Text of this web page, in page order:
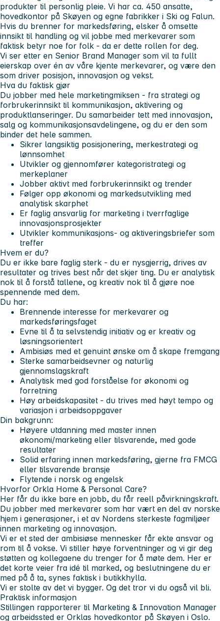
produkter til personlig pleie. Vi har ca. 450 ansatte,
hovedkontor på Skøyen og egne fabrikker i Ski og Falun.
Hvis du brenner for markedsføring, elsker å omsette
innsikt til handling og vil jobbe med merkevarer som
faktisk betyr noe for folk - da er dette rollen for deg.
Vi ser etter en Senior Brand Manager som vil ta fullt
eierskap over én av våre kjente merkevarer, og være den
som driver posisjon, innovasjon og vekst.
Hva du faktisk gjør
Du jobber med hele marketingmiksen - fra strategi og
forbrukerinnsikt til kommunikasjon, aktivering og
produktlanseringer. Du samarbeider tett med innovasjon,
salg og kommunikasjonsavdelingene, og du er den som
binder det hele sammen.
Sikrer langsiktig posisjonering, merkestrategi og
lønnsomhet
Utvikler og gjennomfører kategoristrategi og
merkeplaner
Jobber aktivt med forbrukerinnsikt og trender
Følger opp økonomi og markedsutvikling med
analytisk skarphet
Er faglig ansvarlig for marketing i tverrfaglige
innovasjonsprosjekter
Utvikler kommunikasjons- og aktiveringsbriefer som
treffer
Hvem er du?
Du er ikke bare faglig sterk - du er nysgjerrig, drives av
resultater og trives best når det skjer ting. Du er analytisk
nok til å forstå tallene, og kreativ nok til å gjøre noe
spennende med dem.
Du har:
Brennende interesse for merkevarer og
markedsføringsfaget
Evne til å ta selvstendig initiativ og er kreativ og
løsningsorientert
Ambisiøs med et genuint ønske om å skape fremgang
Sterke samarbeidsevner og naturlig
gjennomslagskraft
Analytisk med god forståelse for økonomi og
forretning
Høy arbeidskapasitet - du trives med høyt tempo og
variasjon i arbeidsoppgaver
Din bakgrunn:
Høyere utdanning med master innen
økonomi/marketing eller tilsvarende, med gode
resultater
Solid erfaring innen markedsføring, gjerne fra FMCG
eller tilsvarende bransje
Flytende i norsk og engelsk
Hvorfor Orkla Home & Personal Care?
Her får du ikke bare en jobb, du får reell påvirkningskraft.
Du jobber med merkevarer som har vært en del av norske
hjem i generasjoner, i et av Nordens sterkeste fagmiljøer
innen marketing og innovasjon.
Vi er et sted der ambisiøse mennesker får ekte ansvar og
rom til å vokse. Vi stiller høye forventninger og vi gir deg
støtten og kollegaene du trenger for å møte dem. Her er
det korte veier fra idé til marked, og beslutningene du er
med på å ta, synes faktisk i butikkhylla.
Vi er stolte av det vi bygger. Og det tror vi du også vil bli.
Praktisk informasjon
Stillingen rapporterer til Marketing & Innovation Manager
og arbeidssted er Orklas hovedkontor på Skøyen i Oslo.